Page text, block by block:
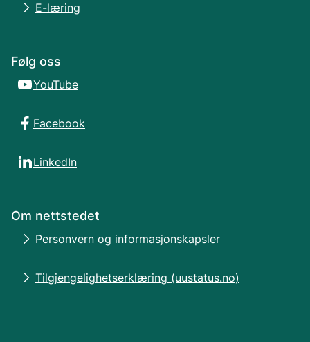
E-læring
Følg oss
YouTube
Facebook
LinkedIn
Om nettstedet
Personvern og informasjonskapsler
Tilgjengelighetserklæring (uustatus.no)